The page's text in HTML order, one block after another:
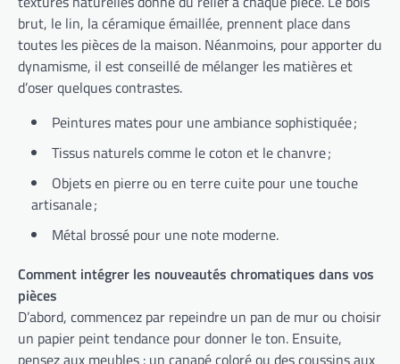
brut, le lin, la céramique émaillée, prennent place dans
toutes les pièces de la maison. Néanmoins, pour apporter du
dynamisme, il est conseillé de mélanger les matières et
d’oser quelques contrastes.
Peintures mates pour une ambiance sophistiquée ;
Tissus naturels comme le coton et le chanvre ;
Objets en pierre ou en terre cuite pour une touche
artisanale ;
Métal brossé pour une note moderne.
Comment intégrer les nouveautés chromatiques dans vos
pièces
D’abord, commencez par repeindre un pan de mur ou choisir
un papier peint tendance pour donner le ton. Ensuite,
pensez aux meubles : un canapé coloré ou des coussins aux